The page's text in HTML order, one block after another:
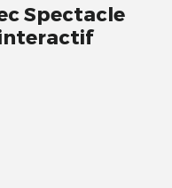
Spectacle